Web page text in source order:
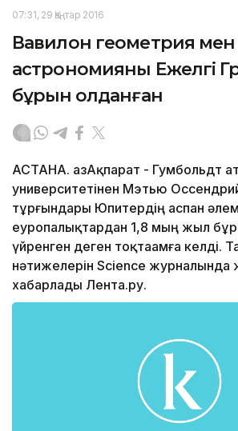
07:31, 29 Қаңтар 2016
Вавилон геометрия мен
астрономияны Ежелгі
бұрын қолданған
АСТАНА. ҚазАқпарат - Гумбольдт
университетінен Мэтью
тұрғындары Юпитердің аспан
еуропалықтардан 1,8 мың жыл
үйренген деген тоқтаамға келді.
нәтижелерін Science журналында
хабарлады Лента.ру.